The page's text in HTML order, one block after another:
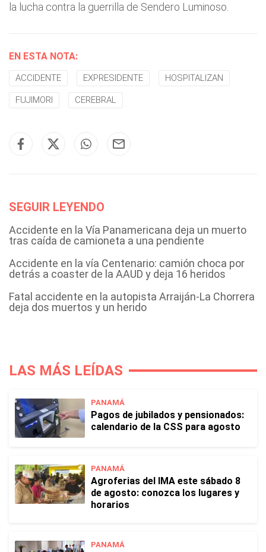
la lucha contra la guerrilla de Sendero Luminoso.
EN ESTA NOTA:
ACCIDENTE EXPRESIDENTE HOSPITALIZAN
FUJIMORI CEREBRAL
SEGUIR LEYENDO
Accidente en la Vía Panamericana deja un muerto
tras caída de camioneta a una pendiente
Accidente en la vía Centenario: camión choca por
detrás a coaster de la AAUD y deja 16 heridos
Fatal accidente en la autopista Arraiján-La Chorrera
deja dos muertos y un herido
LAS MÁS LEÍDAS
PANAMÁ
Pagos de jubilados y pensionados:
calendario de la CSS para agosto
PANAMÁ
Agroferias del IMA este sábado 8
de agosto: conozca los lugares y
horarios
PANAMÁ